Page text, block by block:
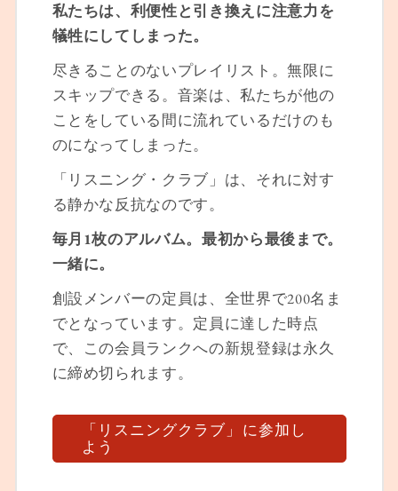
私たちは、利便性と引き換えに注意力を
犠牲にしてしまった。
尽きることのないプレイリスト。無限に
スキップできる。音楽は、私たちが他の
ことをしている間に流れているだけのも
のになってしまった。
「リスニング・クラブ」は、それに対す
る静かな反抗なのです。
毎月1枚のアルバム。最初から最後まで。
一緒に。
創設メンバーの定員は、全世界で200名ま
でとなっています。定員に達した時点
で、この会員ランクへの新規登録は永久
に締め切られます。
「リスニングクラブ」に参加し
よう